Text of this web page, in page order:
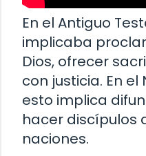
En el Antiguo
implicaba
Dios, ofrecer
con justicia. En
esto implica
hacer discípulos
naciones.